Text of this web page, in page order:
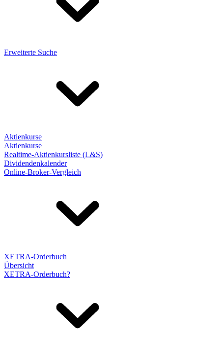
Erweiterte Suche
Aktienkurse
Aktienkurse
Realtime-Aktienkursliste (L&S)
Dividendenkalender
Online-Broker-Vergleich
XETRA-Orderbuch
Übersicht
XETRA-Orderbuch?